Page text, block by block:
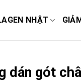
NHẬT
dán gót